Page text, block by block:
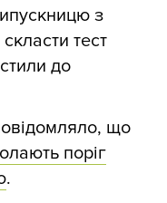
з
тест
до
що
поріг
.